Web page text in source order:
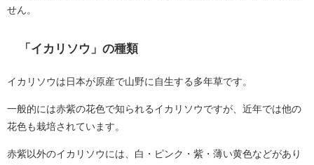
せん。
「イカリソウ」の種類
イカリソウは日本が原産で山野に自生する多年草です。
一般的には赤紫の花色で知られるイカリソウですが、近年では他の
花色も栽培されています。
赤紫以外のイカリソウには、白・ピンク・紫・薄い黄色などがあり